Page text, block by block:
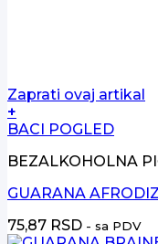
Zaprati ovaj artikal
+
BACI POGLED
BEZALKOHOLNA
GUARANA
75,87 RSD - sa PDV